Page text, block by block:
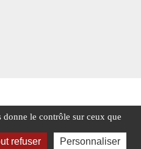
le contrôle sur ceux que
refuser Personnaliser